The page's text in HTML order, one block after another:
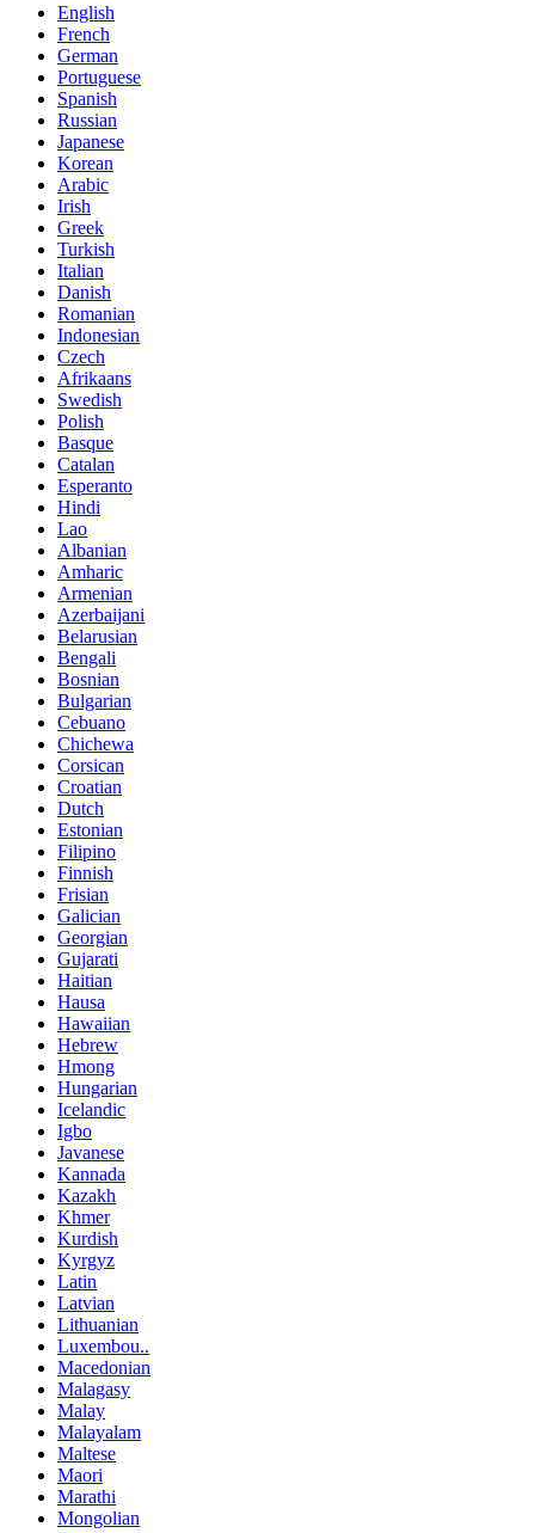
English
French
German
Portuguese
Spanish
Russian
Japanese
Korean
Arabic
Irish
Greek
Turkish
Italian
Danish
Romanian
Indonesian
Czech
Afrikaans
Swedish
Polish
Basque
Catalan
Esperanto
Hindi
Lao
Albanian
Amharic
Armenian
Azerbaijani
Belarusian
Bengali
Bosnian
Bulgarian
Cebuano
Chichewa
Corsican
Croatian
Dutch
Estonian
Filipino
Finnish
Frisian
Galician
Georgian
Gujarati
Haitian
Hausa
Hawaiian
Hebrew
Hmong
Hungarian
Icelandic
Igbo
Javanese
Kannada
Kazakh
Khmer
Kurdish
Kyrgyz
Latin
Latvian
Lithuanian
Luxembou..
Macedonian
Malagasy
Malay
Malayalam
Maltese
Maori
Marathi
Mongolian